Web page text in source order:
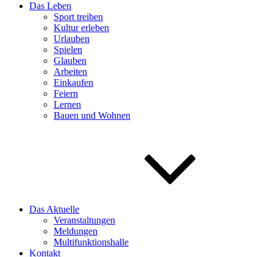
Das Leben
Sport treiben
Kultur erleben
Urlauben
Spielen
Glauben
Arbeiten
Einkaufen
Feiern
Lernen
Bauen und Wohnen
Das Aktuelle
Veranstaltungen
Meldungen
Multifunktionshalle
Kontakt